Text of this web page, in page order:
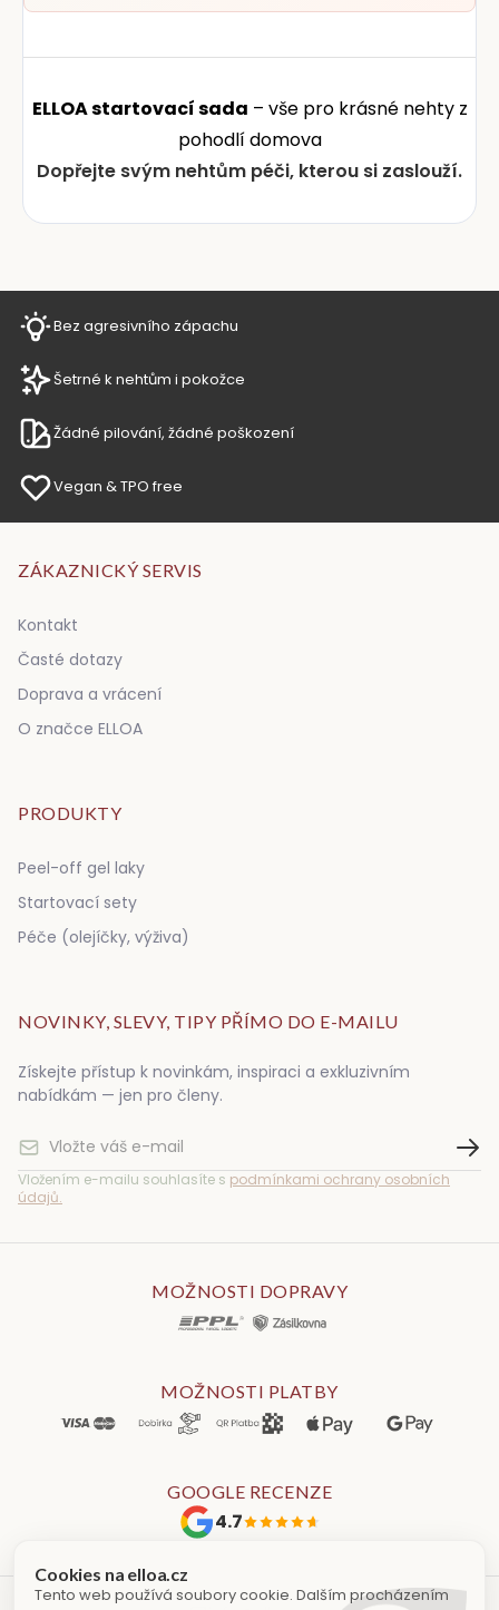
Tento web používá soubory cookie. Dalším procházením
ELLOA startovací sada – vše pro krásné nehty z
pohodlí domova
Dopřejte svým nehtům péči, kterou si zaslouží.
Bez agresivního zápachu
Šetrné k nehtům i pokožce
Žádné pilování, žádné poškození
Vegan & TPO free
ZÁKAZNICKÝ SERVIS
Kontakt
Časté dotazy
Doprava a vrácení
O značce ELLOA
PRODUKTY
Peel-off gel laky
Startovací sety
Péče (olejíčky, výživa)
NOVINKY, SLEVY, TIPY PŘÍMO DO E-MAILU
Získejte přístup k novinkám, inspiraci a exkluzivním
nabídkám — jen pro členy.
Vložením e-mailu souhlasíte s podmínkami ochrany osobních
údajů.
MOŽNOSTI DOPRAVY
MOŽNOSTI PLATBY
GOOGLE RECENZE
4.7